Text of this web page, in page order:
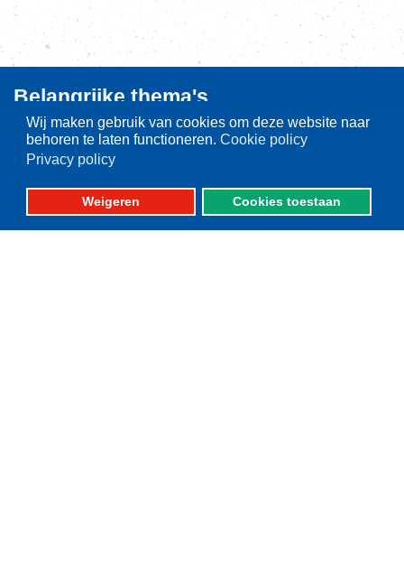
Wij maken gebruik van cookies om deze website naar
behoren te laten functioneren. Cookie policy
Privacy policy
Weigeren Cookies toestaan
Belangrijke thema's
Aanlandplicht
Brexit
Ruimtelijke ordening
Duurzaamheid
Pulsvisserij